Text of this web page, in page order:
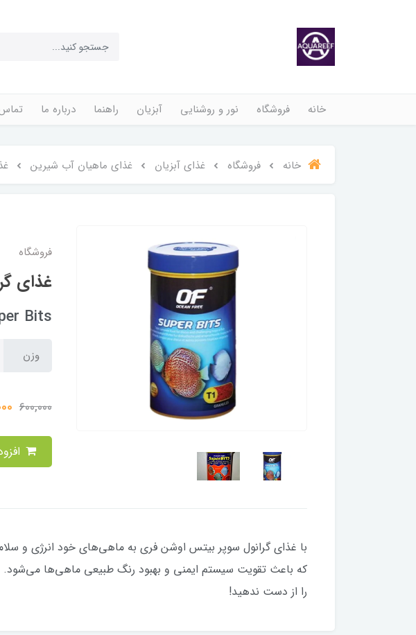
خانه فروشگاه نور و روشنایی آبزیان راهنما درباره ما
خانه فروشگاه غذای آبزیان غذای ماهیان آب شیرین
فروشگاه
غذای
Bits
وزن
600,000
با غذای گرانول سوپر بیتس اوشن فری به ماهی‌های خود انرژی و
که باعث تقویت سیستم ایمنی و بهبود رنگ طبیعی ماهی‌ها می‌شود.
را از دست ندهید!